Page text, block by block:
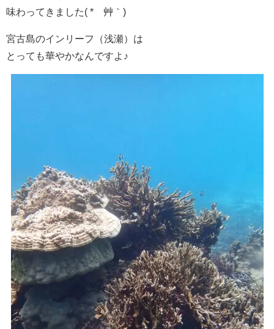
味わってきました( *´艸｀)
宮古島のインリーフ（浅瀬）は
とっても華やかなんですよ♪